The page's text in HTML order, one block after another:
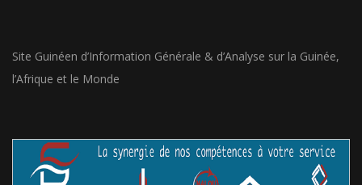
Site Guinéen d’Information Générale & d’Analyse sur la Guinée,
l’Afrique et le Monde